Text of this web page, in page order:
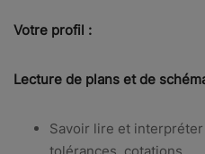
Votre profil :
Lecture de plans et de
Savoir lire et
tolérances, cotations.